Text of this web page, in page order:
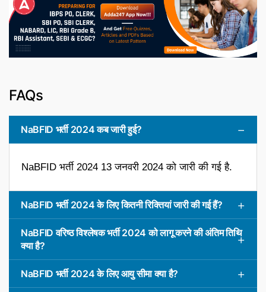
FAQs
NaBFID भर्ती 2024 कब जारी हुई?
NaBFID भर्ती 2024 13 जनवरी 2024 को जारी की गई है.
NaBFID भर्ती 2024 के लिए कितनी रिक्तियां जारी की गई हैं?
NaBFID वरिष्ठ विश्लेषक भर्ती 2024 को लागू करने की अंतिम तिथि
क्या है?
NaBFID भर्ती 2024 के लिए आयु सीमा क्या है?